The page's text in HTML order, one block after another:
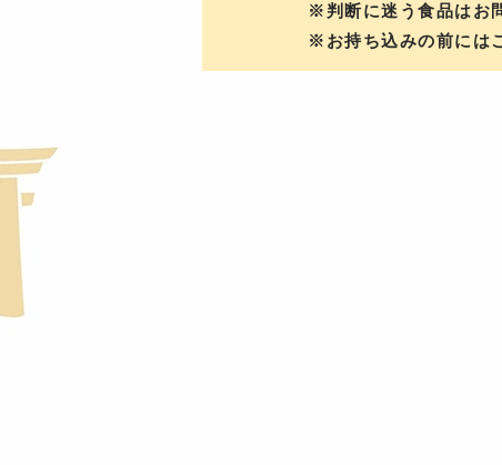
※判断に迷う食品はお
※お持ち込みの前には